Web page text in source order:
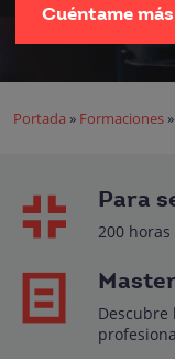
Cuéntame más
Portada » Formaciones »
Para
200
Descubre